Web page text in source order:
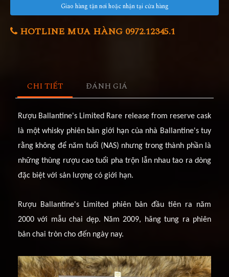
Giao hàng tận nơi hoặc nhận tại cửa hàng
HOTLINE MUA HÀNG 0972.12345.1
CHI TIẾT ĐÁNH GIÁ
Rượu Ballantine's Limited Rare release from reserve cask
là một whisky phiên bản giới hạn của nhà Ballantine's tuy
rằng không để năm tuổi (NAS) nhưng trong thành phần là
những thùng rượu cao tuổi pha trộn lẫn nhau tao ra dòng
đặc biệt với sản lượng có giới hạn.
Rượu Ballantine's Limited phiên bản đầu tiên ra năm
2000 với mẫu chai dẹp. Năm 2009, hãng tung ra phiên
bản chai tròn cho đến ngày nay.